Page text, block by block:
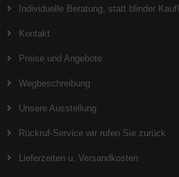
Individuelle Beratung, statt blinder Kauf!
Kontakt
Preise und Angebote
Wegbeschreibung
Unsere Ausstellung
Rückruf-Service wir rufen Sie zurück
Lieferzeiten u. Versandkosten